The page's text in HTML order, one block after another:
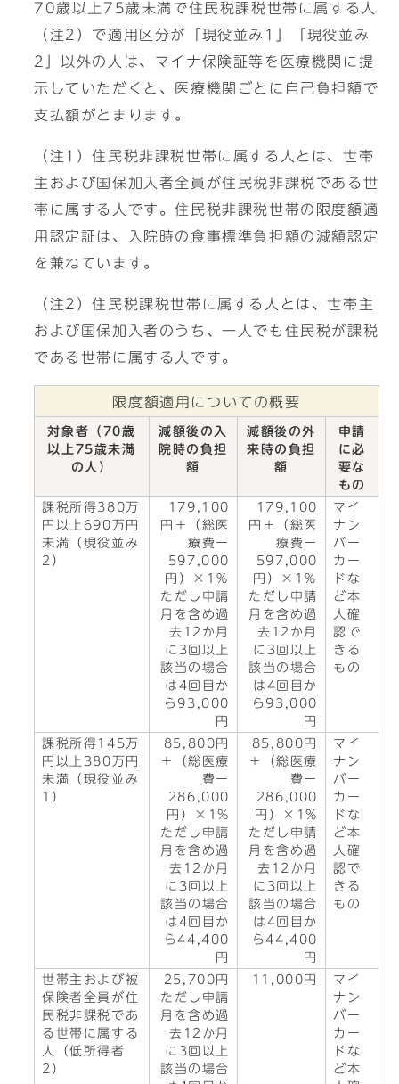
70歳以上75歳未満で住民税課税世帯に属する人
（注2）で適用区分が「現役並み1」「現役並み
2」以外の人は、マイナ保険証等を医療機関に提
示していただくと、医療機関ごとに自己負担額で
支払額がとまります。
（注1）住民税非課税世帯に属する人とは、世帯
主および国保加入者全員が住民税非課税である世
帯に属する人です。住民税非課税世帯の限度額適
用認定証は、入院時の食事標準負担額の減額認定
を兼ねています。
（注2）住民税課税世帯に属する人とは、世帯主
および国保加入者のうち、一人でも住民税が課税
である世帯に属する人です。
限度額適用についての概要
対象者（70歳
以上75歳未満
の人）
減額後の入
院時の負担
額
減額後の外
来時の負担
額
申請
に必
要な
もの
課税所得380万
円以上690万円
未満（現役並み
2）
179,100
円＋（総医
療費ー
597,000
円）×1％
ただし申請
月を含め過
去12か月
に3回以上
該当の場合
は4回目か
ら93,000
円
179,100
円＋（総医
療費ー
597,000
円）×1％
ただし申請
月を含め過
去12か月
に3回以上
該当の場合
は4回目か
ら93,000
円
マイ
ナン
バー
カー
ドな
ど本
人確
認で
きる
もの
課税所得145万
円以上380万円
未満（現役並み
1）
85,800円
＋（総医療
費ー
286,000
円）×1%
ただし申請
月を含め過
去12か月
に3回以上
該当の場合
は4回目か
ら44,400
円
85,800円
＋（総医療
費ー
286,000
円）×1%
ただし申請
月を含め過
去12か月
に3回以上
該当の場合
は4回目か
ら44,400
円
マイ
ナン
バー
カー
ドな
ど本
人確
認で
きる
もの
世帯主および被
保険者全員が住
民税非課税であ
る世帯に属する
人（低所得者
2）
25,700円
ただし申請
月を含め過
去12か月
に3回以上
該当の場合
11,000円
マイ
ナン
バー
カー
ドな
ど本